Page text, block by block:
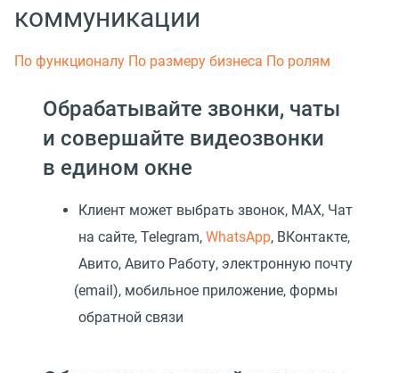
коммуникации
По функционалу По размеру бизнеса По ролям
Обрабатывайте звонки, чаты
и совершайте видеозвонки
в едином окне
Клиент может выбрать звонок, MAX, Чат
на сайте, Telegram, WhatsApp, ВКонтакте,
Авито, Авито Работу, электронную почту
(email), мобильное приложение, формы
обратной связи